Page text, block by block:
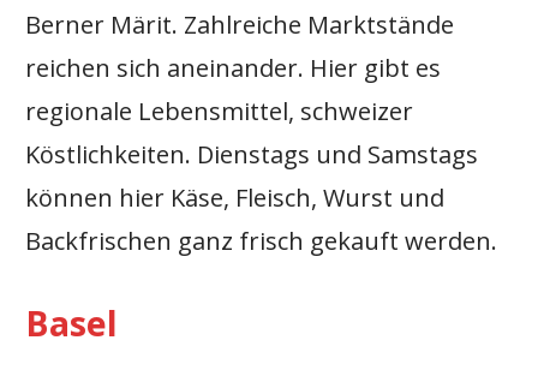
Berner Märit. Zahlreiche Marktstände
reichen sich aneinander. Hier gibt es
regionale Lebensmittel, schweizer
Köstlichkeiten. Dienstags und Samstags
können hier Käse, Fleisch, Wurst und
Backfrischen ganz frisch gekauft werden.
Basel